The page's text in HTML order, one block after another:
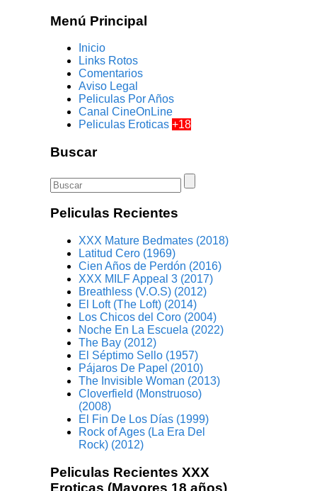
Menú Principal
Inicio
Links Rotos
Comentarios
Aviso Legal
Peliculas Por Años
Canal CineOnLine
Peliculas Eroticas+18
Buscar
Peliculas Recientes
XXX Mature Bedmates (2018)
Latitud Cero (1969)
Cien Años de Perdón (2016)
XXX MILF Appeal 3 (2017)
Breathless (V.O.S) (2012)
El Loft (The Loft) (2014)
Los Chicos del Coro (2004)
Noche En La Escuela (2022)
The Bay (2012)
El Séptimo Sello (1957)
Pájaros De Papel (2010)
The Invisible Woman (2013)
Cloverfield (Monstruoso)
(2008)
El Fin De Los Días (1999)
Rock of Ages (La Era Del
Rock) (2012)
Peliculas Recientes XXX
Eroticas (Mayores 18 años)